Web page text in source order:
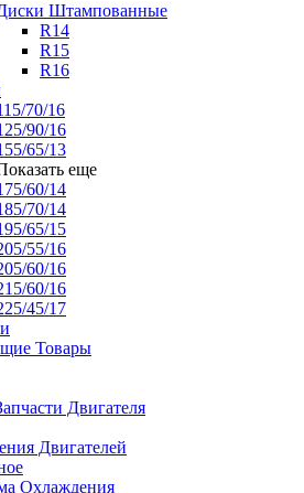
Штампованные
R14
R15
R16
70/16
90/16
65/13
еще
60/14
70/14
65/15
55/16
60/16
60/16
45/17
Товары
Двигателя
Двигателей
Охлаждения